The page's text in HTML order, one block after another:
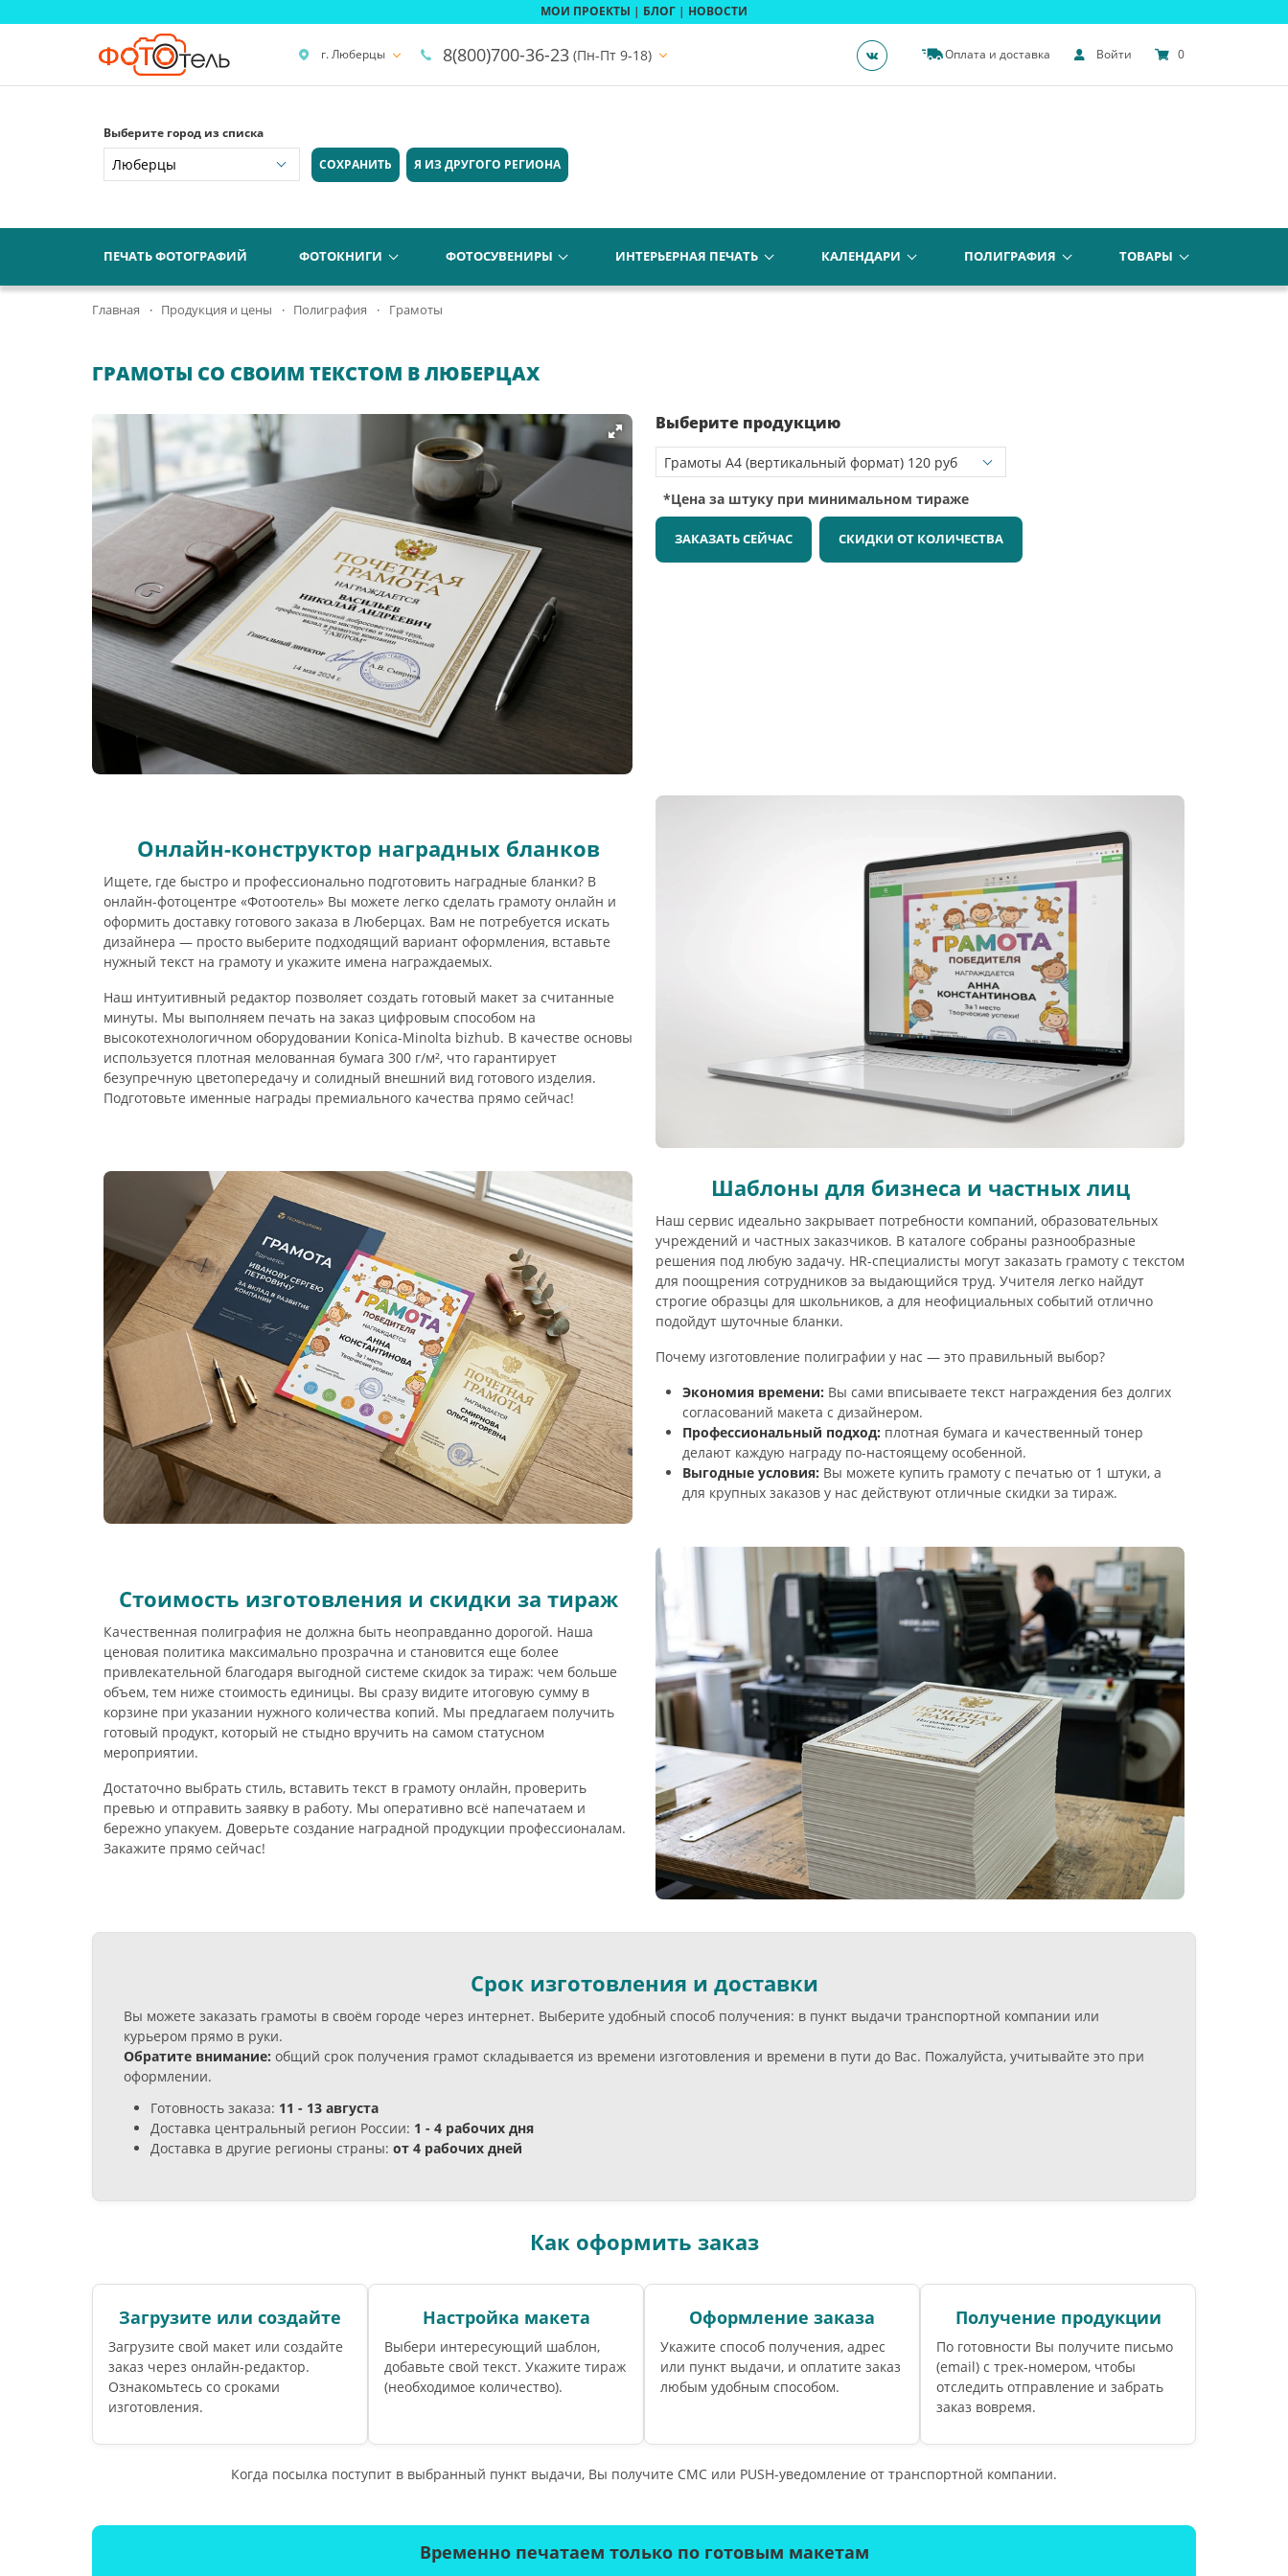
МОИ ПРОЕКТЫ | БЛОГ | НОВОСТИ
г. Люберцы 8(800)700-36-23 (Пн-Пт 9-18) Оплата и доставка Войти 0
Выберите город из списка
СОХРАНИТЬ
Я ИЗ ДРУГОГО РЕГИОНА
ПЕЧАТЬ ФОТОГРАФИЙ ФОТОКНИГИ ФОТОСУВЕНИРЫ ИНТЕРЬЕРНАЯ ПЕЧАТЬ КАЛЕНДАРИ ПОЛИГРАФИЯ ТОВАРЫ
Главная Продукция и цены Полиграфия Грамоты
ГРАМОТЫ СО СВОИМ ТЕКСТОМ В ЛЮБЕРЦАХ
Выберите продукцию
*Цена за штуку при минимальном тираже
ЗАКАЗАТЬ СЕЙЧАС СКИДКИ ОТ КОЛИЧЕСТВА
Онлайн-конструктор наградных бланков
Ищете, где быстро и профессионально подготовить наградные бланки? В
онлайн-фотоцентре «Фотоотель» Вы можете легко сделать грамоту онлайн и
оформить доставку готового заказа в Люберцах. Вам не потребуется искать
дизайнера — просто выберите подходящий вариант оформления, вставьте
нужный текст на грамоту и укажите имена награждаемых.
Наш интуитивный редактор позволяет создать готовый макет за считанные
минуты. Мы выполняем печать на заказ цифровым способом на
высокотехнологичном оборудовании Konica-Minolta bizhub. В качестве основы
используется плотная мелованная бумага 300 г/м², что гарантирует
безупречную цветопередачу и солидный внешний вид готового изделия.
Подготовьте именные награды премиального качества прямо сейчас!
Шаблоны для бизнеса и частных лиц
Наш сервис идеально закрывает потребности компаний, образовательных
учреждений и частных заказчиков. В каталоге собраны разнообразные
решения под любую задачу. HR-специалисты могут заказать грамоту с текстом
для поощрения сотрудников за выдающийся труд. Учителя легко найдут
строгие образцы для школьников, а для неофициальных событий отлично
подойдут шуточные бланки.
Почему изготовление полиграфии у нас — это правильный выбор?
Экономия времени: Вы сами вписываете текст награждения без долгих
согласований макета с дизайнером.
Профессиональный подход: плотная бумага и качественный тонер
делают каждую награду по-настоящему особенной.
Выгодные условия: Вы можете купить грамоту с печатью от 1 штуки, а
для крупных заказов у нас действуют отличные скидки за тираж.
Стоимость изготовления и скидки за тираж
Качественная полиграфия не должна быть неоправданно дорогой. Наша
ценовая политика максимально прозрачна и становится еще более
привлекательной благодаря выгодной системе скидок за тираж: чем больше
объем, тем ниже стоимость единицы. Вы сразу видите итоговую сумму в
корзине при указании нужного количества копий. Мы предлагаем получить
готовый продукт, который не стыдно вручить на самом статусном
мероприятии.
Достаточно выбрать стиль, вставить текст в грамоту онлайн, проверить
превью и отправить заявку в работу. Мы оперативно всё напечатаем и
бережно упакуем. Доверьте создание наградной продукции профессионалам.
Закажите прямо сейчас!
Срок изготовления и доставки
Вы можете заказать грамоты в своём городе через интернет. Выберите удобный способ получения: в пункт выдачи транспортной компании или
курьером прямо в руки.
Обратите внимание: общий срок получения грамот складывается из времени изготовления и времени в пути до Вас. Пожалуйста, учитывайте это при
оформлении.
Готовность заказа: 11 - 13 августа
Доставка центральный регион России: 1 - 4 рабочих дня
Доставка в другие регионы страны: от 4 рабочих дней
Как оформить заказ
Загрузите или создайте
Загрузите свой макет или создайте
заказ через онлайн-редактор.
Ознакомьтесь со сроками
изготовления.
Настройка макета
Выбери интересующий шаблон,
добавьте свой текст. Укажите тираж
(необходимое количество).
Оформление заказа
Укажите способ получения, адрес
или пункт выдачи, и оплатите заказ
любым удобным способом.
Получение продукции
По готовности Вы получите письмо
(email) c трек-номером, чтобы
отследить отправление и забрать
заказ вовремя.
Когда посылка поступит в выбранный пункт выдачи, Вы получите СМС или PUSH-уведомление от транспортной компании.
Временно печатаем только по готовым макетам